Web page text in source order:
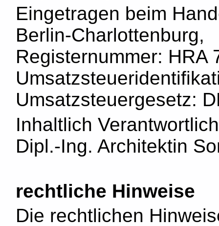
Eingetragen beim
Berlin-Charlottenburg,
Registernummer: HRA
Umsatzsteuergesetz:
Inhaltlich
Dipl.-Ing. Architektin
rechtliche Hinweise
Die rechtlichen